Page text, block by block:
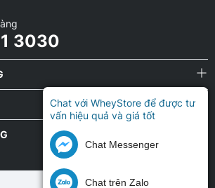
3030
Chat với WheyStore để được tư
vấn hiệu quả và giá tốt
Chat Messenger
Chat trên Zalo